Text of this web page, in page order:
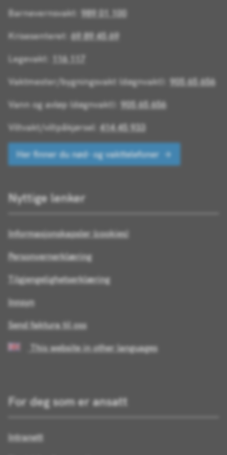
Barnevernsvakt: 989 01 100
Krisesenteret: 69 89 45 69
Legevakt:
116 117
Vaktmester/bygningsvakt (døgnvakt): 905 65 656
Vann og avløp (døgnvakt): 905 65 656
Viltvakt/viltpåkjørsel: 414 45 933
Her finner du nød- og vakttelefoner
Nyttige lenker
Informasjonskapsler (cookies)
Personvernerklæring
Tilgjengelighetserklæring
Innsyn
Send faktura til oss
This website in other languages
For deg som er ansatt
Intranett